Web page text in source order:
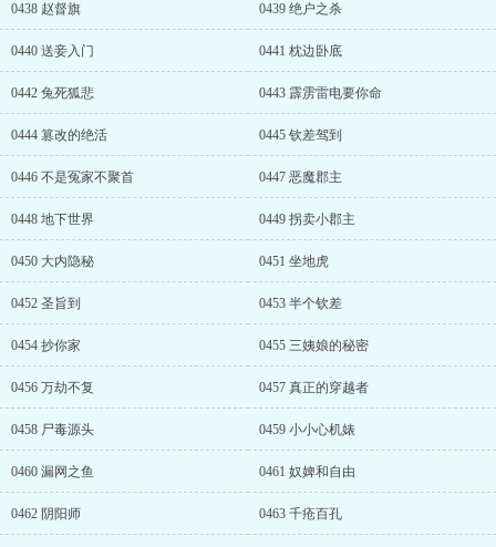
0438 赵督旗 0439 绝户之杀
0440 送妾入门 0441 枕边卧底
0442 兔死狐悲 0443 霹雳雷电要你命
0444 篡改的绝活 0445 钦差驾到
0446 不是冤家不聚首 0447 恶魔郡主
0448 地下世界 0449 拐卖小郡主
0450 大内隐秘 0451 坐地虎
0452 圣旨到 0453 半个钦差
0454 抄你家 0455 三姨娘的秘密
0456 万劫不复 0457 真正的穿越者
0458 尸毒源头 0459 小小心机婊
0460 漏网之鱼 0461 奴婢和自由
0462 阴阳师 0463 千疮百孔